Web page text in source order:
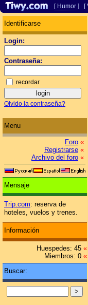
[ Humor ] [
Identificarse
Login:
Contraseña:
recordar
Olvido la contraseña?
Menu
Foro «
Registrarse «
Archivo del foro «
Mensaje
Trip.com: reserva de
hoteles, vuelos y trenes.
Información
Huespedes: 45 «
Miembros: 0 «
Buscar: